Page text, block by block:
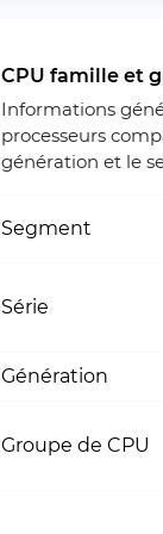
CPU famille et
Informations
processeurs
génération et le
Segment
Série
Génération
Groupe de CPU